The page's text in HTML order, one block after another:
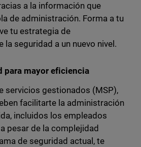
a la información que
de administración. Forma a tu
tu estrategia de
la seguridad a un nuevo nivel.
para mayor eficiencia
servicios gestionados (MSP),
facilitarte la administración
incluidos los empleados
pesar de la complejidad
de seguridad actual, te